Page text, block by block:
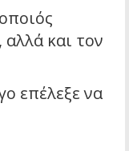
και τον
επέλεξε να